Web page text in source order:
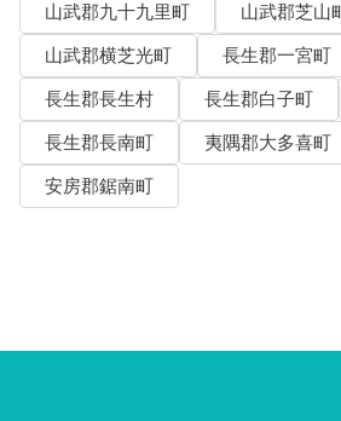
山武郡九十九里町
山武郡芝山
山武郡横芝光町
長生郡一宮町
長生郡長生村
長生郡白子町
長生郡長南町
夷隅郡大多喜町
安房郡鋸南町